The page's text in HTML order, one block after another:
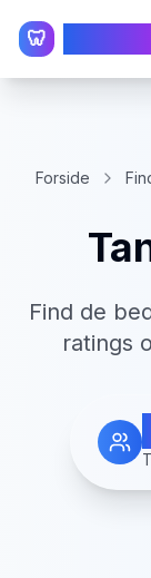
🦷
Forside
Find de
ratings